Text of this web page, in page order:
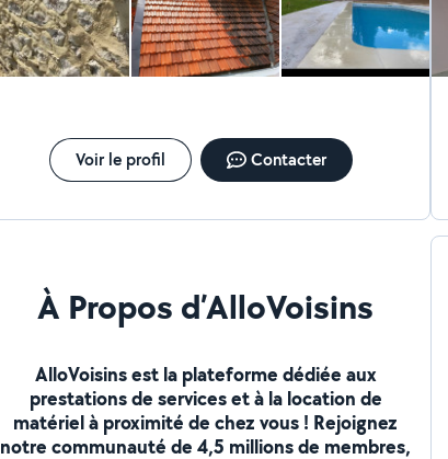
Voir le profil Contacter
À Propos d’AlloVoisins
AlloVoisins est la plateforme dédiée aux
prestations de services et à la location de
matériel à proximité de chez vous ! Rejoignez
notre communauté de 4,5 millions de membres,